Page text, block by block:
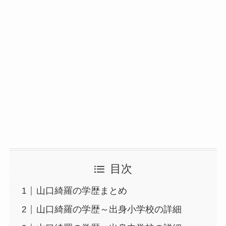
目次
山口綺羅の学歴まとめ
山口綺羅の学歴～出身小学校の詳細